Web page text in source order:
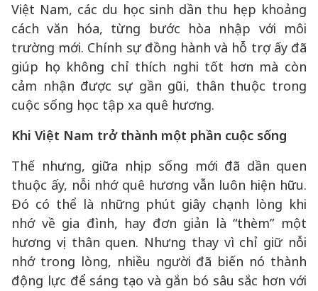
Việt Nam, các du học sinh dần thu hẹp khoảng
cách văn hóa, từng bước hòa nhập với môi
trường mới. Chính sự đồng hành và hỗ trợ ấy đã
giúp họ không chỉ thích nghi tốt hơn mà còn
cảm nhận được sự gần gũi, thân thuộc trong
cuộc sống học tập xa quê hương.
Khi Việt Nam trở thành một phần cuộc sống
Thế nhưng, giữa nhịp sống mới đã dần quen
thuộc ấy, nỗi nhớ quê hương vẫn luôn hiện hữu.
Đó có thể là những phút giây chạnh lòng khi
nhớ về gia đình, hay đơn giản là “thèm” một
hương vị thân quen. Nhưng thay vì chỉ giữ nỗi
nhớ trong lòng, nhiều người đã biến nó thành
động lực để sáng tạo và gắn bó sâu sắc hơn với